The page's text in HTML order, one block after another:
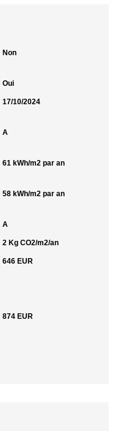
Non
Oui
17/10/2024
A
61 kWh/m2 par an
58 kWh/m2 par an
A
2 Kg CO2/m2/an
646 EUR
874 EUR